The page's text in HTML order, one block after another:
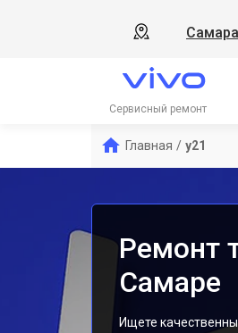
Самара
Сервисный ремонт
Главная / y21
Ремонт
Самаре
Ищете